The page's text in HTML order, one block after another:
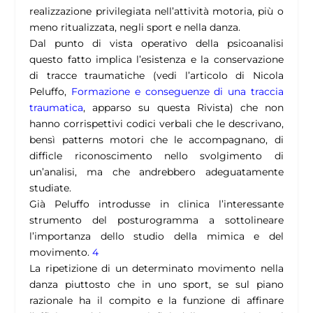
realizzazione privilegiata nell’attività motoria, più o
meno ritualizzata, negli sport e nella danza.
Dal punto di vista operativo della psicoanalisi
questo fatto implica l’esistenza e la conservazione
di tracce traumatiche (vedi l’articolo di Nicola
Peluffo, Formazione e conseguenze di una traccia
traumatica, apparso su questa Rivista) che non
hanno corrispettivi codici verbali che le descrivano,
bensì patterns motori che le accompagnano, di
difficle riconoscimento nello svolgimento di
un’analisi, ma che andrebbero adeguatamente
studiate.
Già Peluffo introdusse in clinica l’interessante
strumento del posturogramma a sottolineare
l’importanza dello studio della mimica e del
movimento.4
La ripetizione di un determinato movimento nella
danza piuttosto che in uno sport, se sul piano
razionale ha il compito e la funzione di affinare